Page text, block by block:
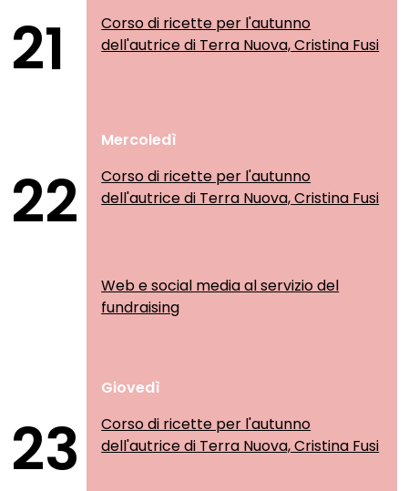
21
Corso di ricette per l'autunno
dell'autrice di Terra Nuova, Cristina Fusi
22
Mercoledì
Corso di ricette per l'autunno
dell'autrice di Terra Nuova, Cristina Fusi
Web e social media al servizio del
fundraising
23
Giovedì
Corso di ricette per l'autunno
dell'autrice di Terra Nuova, Cristina Fusi